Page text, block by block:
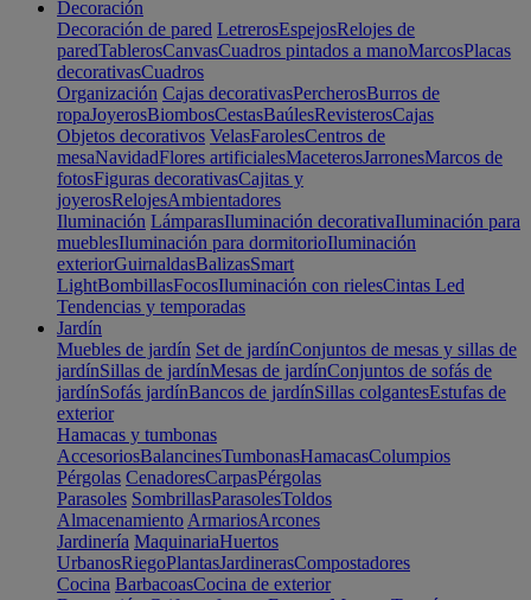
Decoración
Decoración de pared LetrerosEspejosRelojes de
paredTablerosCanvasCuadros pintados a manoMarcosPlacas
decorativasCuadros
Organización Cajas decorativasPercherosBurros de
ropaJoyerosBiombosCestasBaúlesRevisterosCajas
Objetos decorativos VelasFarolesCentros de
mesaNavidadFlores artificialesMaceterosJarronesMarcos de
fotosFiguras decorativasCajitas y
joyerosRelojesAmbientadores
Iluminación LámparasIluminación decorativaIluminación para
mueblesIluminación para dormitorioIluminación
exteriorGuirnaldasBalizasSmart
LightBombillasFocosIluminación con rielesCintas Led
Tendencias y temporadas
Jardín
Muebles de jardín Set de jardínConjuntos de mesas y sillas de
jardínSillas de jardínMesas de jardínConjuntos de sofás de
jardínSofás jardínBancos de jardínSillas colgantesEstufas de
exterior
Hamacas y tumbonas
AccesoriosBalancinesTumbonasHamacasColumpios
Pérgolas CenadoresCarpasPérgolas
Parasoles SombrillasParasolesToldos
Almacenamiento ArmariosArcones
Jardinería MaquinariaHuertos
UrbanosRiegoPlantasJardinerasCompostadores
Cocina BarbacoasCocina de exterior